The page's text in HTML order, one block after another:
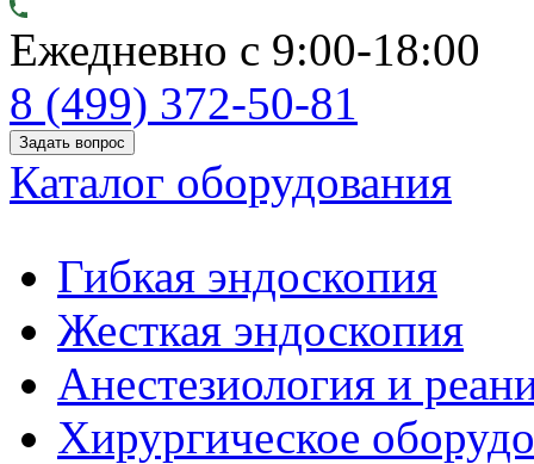
Ежедневно с 9:00-18:00
8 (499) 372-50-81
Задать вопрос
Каталог оборудования
Гибкая эндоскопия
Жесткая эндоскопия
Анестезиология и
Хирургическое